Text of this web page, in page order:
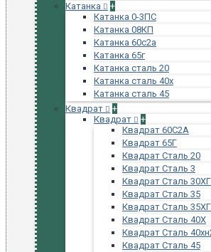
Катанка
+
Катанка 0-3ПС
Катанка 08КП
Катанка 60с2а
Катанка 65г
Катанка сталь 20
Катанка сталь 40х
Катанка сталь 45
Квадрат
+
Квадрат
+
Квадрат 60С2А
Квадрат 65Г
Квадрат Сталь 20
Квадрат Сталь 3
Квадрат Сталь
Квадрат Сталь 35
Квадрат Сталь
Квадрат Сталь 40Х
Квадрат Сталь
Квадрат Сталь 45